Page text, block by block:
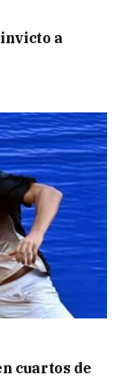
a
cuartos de